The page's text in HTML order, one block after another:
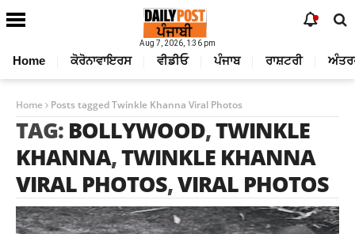
Aug 7, 2026, 1:36 pm
Home ਕੋਰੋਨਾਵਾਇਰਸ ਵੀਡੀਓ ਪੰਜਾਬ ਰਾਸ਼ਟਰੀ
Home Posts tagged Twinkle Khanna Viral Photos
TAG: BOLLYWOOD,TWINKLE
KHANNA,TWINKLE KHANNA
VIRAL PHOTOS,VIRAL PHOTOS